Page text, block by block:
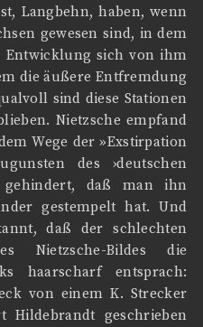
Langbehn, haben, wenn
gewesen sind, in dem
Entwicklung sich von ihm
die äußere Entfremdung
sind diese Stationen
Nietzsche empfand
Wege der »Exstirpation
des ›deutschen
gehindert, daß man ihn
gestempelt hat. Und
daß der schlechten
Nietzsche-Bildes die
haarscharf entsprach:
von einem K. Strecker
geschrieben